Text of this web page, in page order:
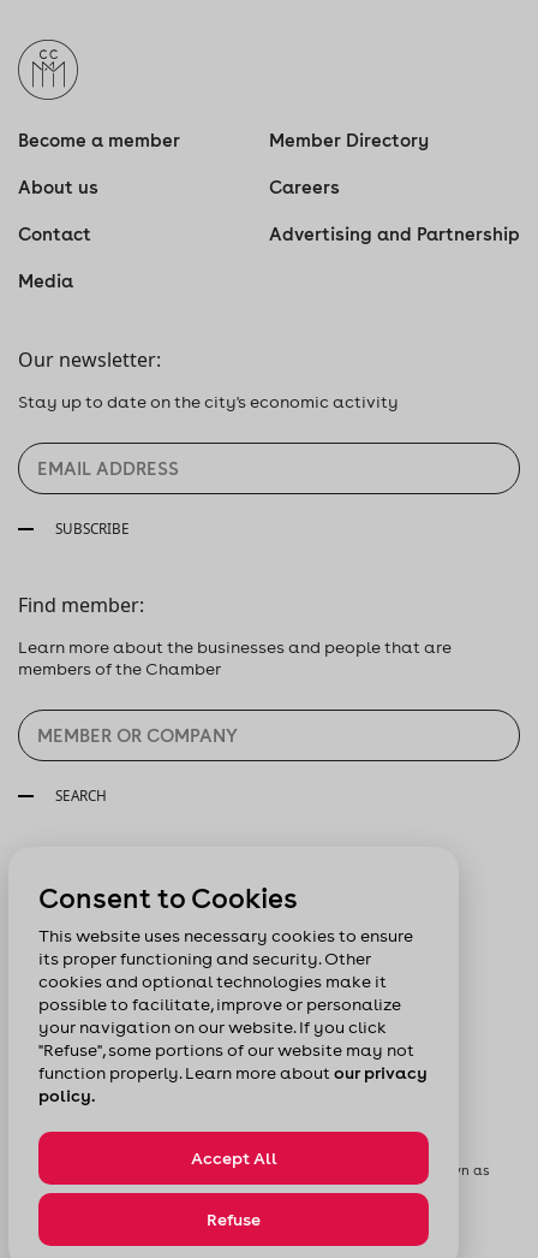
Become a member Member Directory
About us Careers
Contact Advertising and Partnership
Media
Our newsletter:
Stay up to date on the city's economic activity
SUBSCRIBE
Find member:
Learn more about the businesses and people that are
members of the Chamber
SEARCH
© Chamber of Commerce of Metropolitan Montreal formerly known as
Board of Trade of Metropolitan Montreal
Consent to Cookies
This website uses necessary cookies to ensure
its proper functioning and security. Other
cookies and optional technologies make it
possible to facilitate, improve or personalize
your navigation on our website. If you click
"Refuse", some portions of our website may not
function properly. Learn more aboutour privacy
policy.
Accept All
Refuse